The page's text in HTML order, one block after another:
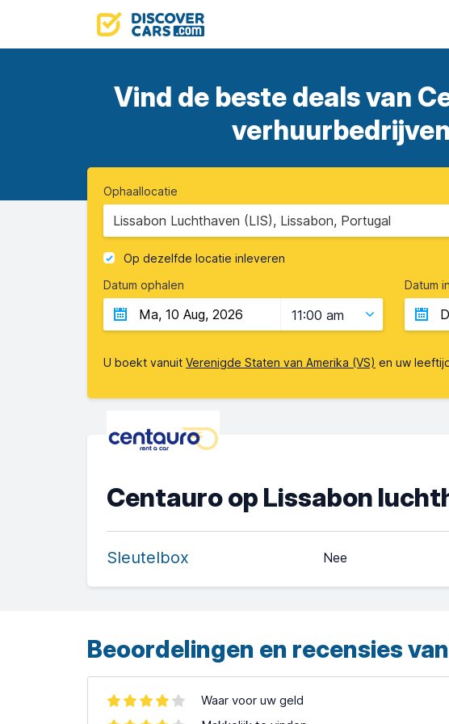
Vind de beste deals van
Ophaallocatie
Lissabon Luchthaven (LIS), Lissabon, Portugal
Op dezelfde locatie inleveren
Datum ophalen
11:00 am
Datum
U boekt vanuit Verenigde Staten van Amerika (VS) en uw
Centauro op Lissabon
Sleutelbox Nee
Beoordelingen en recensies
Waar voor uw geld